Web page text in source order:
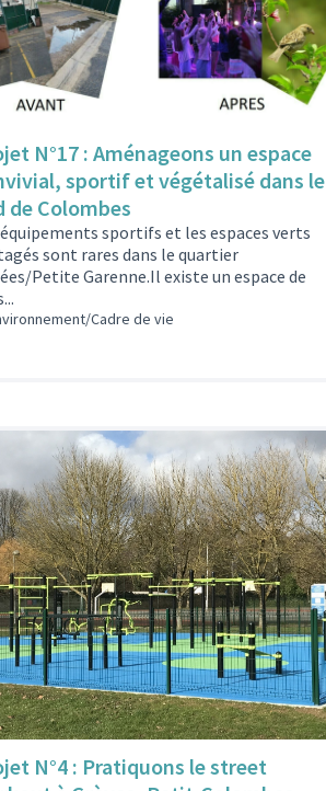
N°17 : Aménageons un espace
sportif et végétalisé dans le
de Colombes
équipements sportifs et les espaces verts
sont rares dans le quartier
Petite Garenne.Il existe un espace de
Cadre de vie
N°4 : Pratiquons le street